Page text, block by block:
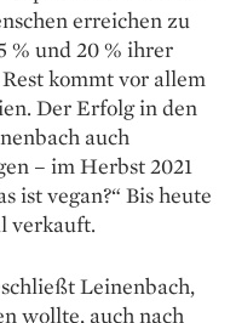
erreichen zu
% und 20 % ihrer
kommt vor allem
Der Erfolg in den
auch
– im Herbst 2021
ist vegan?“ Bis heute
verkauft.
Leinenbach,
wollte, auch nach